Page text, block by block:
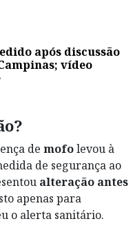
após discussão
vídeo
de mofolevou à
de segurança ao
alteração antes
apenas para
o alerta sanitário.